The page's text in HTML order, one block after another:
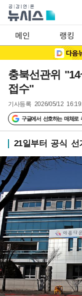
메인 랭킹
충북선관위
접수"
기사등록 2026/05/12
구글에서 선호하는 매체로
21일부터 공식 선